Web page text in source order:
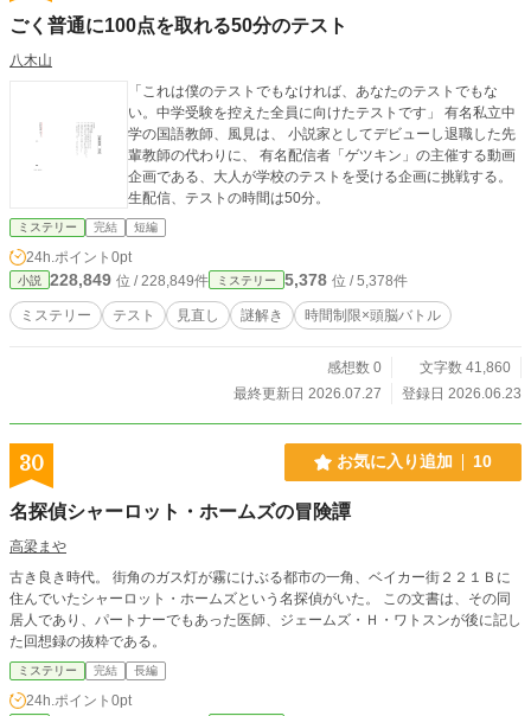
ごく普通に100点を取れる50分のテスト
八木山
「これは僕のテストでもなければ、あなたのテストでもな
い。中学受験を控えた全員に向けたテストです」 有名私立中
学の国語教師、風見は、 小説家としてデビューし退職した先
輩教師の代わりに、 有名配信者「ゲツキン」の主催する動画
企画である、大人が学校のテストを受ける企画に挑戦する。
生配信、テストの時間は50分。
ミステリー 完結 短編
24h.ポイント 0pt
小説 228,849 位 / 228,849件 ミステリー 5,378 位 / 5,378件
ミステリー テスト 見直し 謎解き 時間制限×頭脳バトル
感想数 0
文字数 41,860
最終更新日 2026.07.27
登録日 2026.06.23
30 お気に入り追加 10
名探偵シャーロット・ホームズの冒険譚
高梁まや
古き良き時代。 街角のガス灯が霧にけぶる都市の一角、ベイカー街２２１Ｂに
住んでいたシャーロット・ホームズという名探偵がいた。 この文書は、その同
居人であり、パートナーでもあった医師、ジェームズ・Ｈ・ワトスンが後に記し
た回想録の抜粋である。
ミステリー 完結 長編
24h.ポイント 0pt